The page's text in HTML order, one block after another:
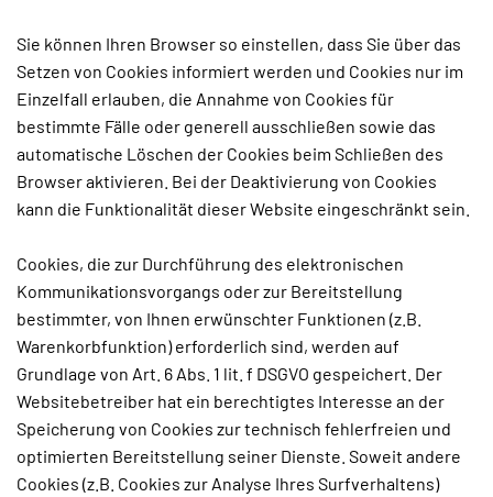
Sie können Ihren Browser so einstellen, dass Sie über das
Setzen von Cookies informiert werden und Cookies nur im
Einzelfall erlauben, die Annahme von Cookies für
bestimmte Fälle oder generell ausschließen sowie das
automatische Löschen der Cookies beim Schließen des
Browser aktivieren. Bei der Deaktivierung von Cookies
kann die Funktionalität dieser Website eingeschränkt sein.
Cookies, die zur Durchführung des elektronischen
Kommunikationsvorgangs oder zur Bereitstellung
bestimmter, von Ihnen erwünschter Funktionen (z.B.
Warenkorbfunktion) erforderlich sind, werden auf
Grundlage von Art. 6 Abs. 1 lit. f DSGVO gespeichert. Der
Websitebetreiber hat ein berechtigtes Interesse an der
Speicherung von Cookies zur technisch fehlerfreien und
optimierten Bereitstellung seiner Dienste. Soweit andere
Cookies (z.B. Cookies zur Analyse Ihres Surfverhaltens)